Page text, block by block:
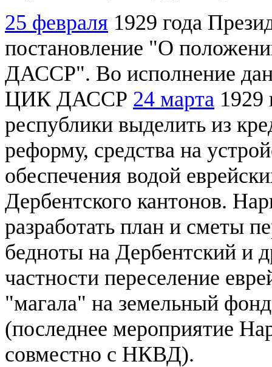
25 февраля 1929 года
постановление "О
ДАССР". Во исполнение
ЦИК ДАССР 24 марта 1929
республики выделить из
реформу, средства на
обеспечения водой
Дербентского кантонов.
разработать план и сметы
бедноты на Дербентский и
частности переселение
"магала" на земельный
(последнее мероприятие
совместно с НКВД).